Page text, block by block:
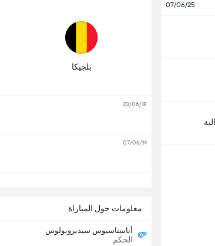
07/06/25
معلومات حول المباراة
أناستاسيوس سيديروبولوس
الحكم
بلجيكا
23/06/18
07/06/14